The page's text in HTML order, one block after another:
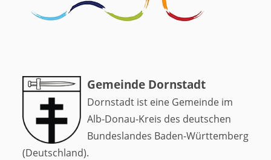
Gemeinde Dornstadt
Dornstadt ist eine Gemeinde im
Alb-Donau-Kreis des deutschen
Bundeslandes Baden-Württemberg
(Deutschland).